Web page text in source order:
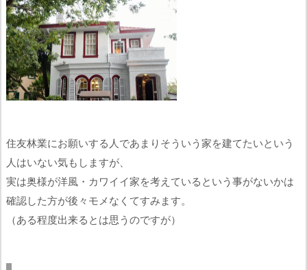
住友林業にお願いする人であまりそういう家を建てたいという
人はいない気もしますが、
実は奥様が洋風・カワイイ家を考えているという事がないかは
確認した方が後々モメなくてすみます。
（ある程度出来るとは思うのですが）